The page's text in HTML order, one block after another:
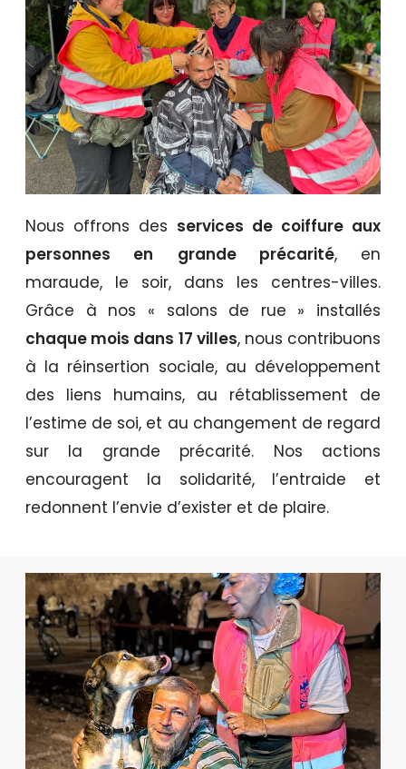
Nous offrons des services de coiffure aux
personnes en
grande précarité, en
maraude, le soir, dans les centres-villes.
Grâce à nos « salons de rue » installés
chaque mois dans 17 villes, nous contribuons
à la réinsertion sociale, au développement
des liens humains, au rétablissement de
l’estime de soi, et au changement de regard
sur la grande précarité. Nos actions
encouragent la solidarité, l’entraide et
redonnent l’envie d’exister et de plaire.